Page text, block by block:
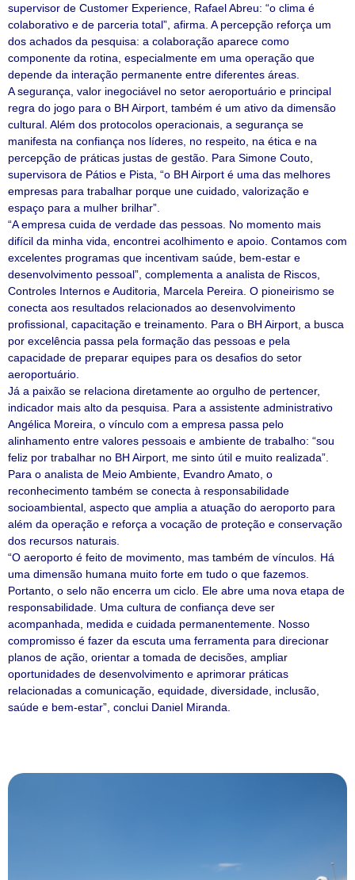
supervisor de Customer Experience, Rafael Abreu: “o clima é
colaborativo e de parceria total”, afirma. A percepção reforça um
dos achados da pesquisa: a colaboração aparece como
componente da rotina, especialmente em uma operação que
depende da interação permanente entre diferentes áreas.
A segurança, valor inegociável no setor aeroportuário e principal
regra do jogo para o BH Airport, também é um ativo da dimensão
cultural. Além dos protocolos operacionais, a segurança se
manifesta na confiança nos líderes, no respeito, na ética e na
percepção de práticas justas de gestão. Para Simone Couto,
supervisora de Pátios e Pista, “o BH Airport é uma das melhores
empresas para trabalhar porque une cuidado, valorização e
espaço para a mulher brilhar”.
“A empresa cuida de verdade das pessoas. No momento mais
difícil da minha vida, encontrei acolhimento e apoio. Contamos com
excelentes programas que incentivam saúde, bem-estar e
desenvolvimento pessoal”, complementa a analista de Riscos,
Controles Internos e Auditoria, Marcela Pereira. O pioneirismo se
conecta aos resultados relacionados ao desenvolvimento
profissional, capacitação e treinamento. Para o BH Airport, a busca
por excelência passa pela formação das pessoas e pela
capacidade de preparar equipes para os desafios do setor
aeroportuário.
Já a paixão se relaciona diretamente ao orgulho de pertencer,
indicador mais alto da pesquisa. Para a assistente administrativo
Angélica Moreira, o vínculo com a empresa passa pelo
alinhamento entre valores pessoais e ambiente de trabalho: “sou
feliz por trabalhar no BH Airport, me sinto útil e muito realizada”.
Para o analista de Meio Ambiente, Evandro Amato, o
reconhecimento também se conecta à responsabilidade
socioambiental, aspecto que amplia a atuação do aeroporto para
além da operação e reforça a vocação de proteção e conservação
dos recursos naturais.
“O aeroporto é feito de movimento, mas também de vínculos. Há
uma dimensão humana muito forte em tudo o que fazemos.
Portanto, o selo não encerra um ciclo. Ele abre uma nova etapa de
responsabilidade. Uma cultura de confiança deve ser
acompanhada, medida e cuidada permanentemente. Nosso
compromisso é fazer da escuta uma ferramenta para direcionar
planos de ação, orientar a tomada de decisões, ampliar
oportunidades de desenvolvimento e aprimorar práticas
relacionadas a comunicação, equidade, diversidade, inclusão,
saúde e bem-estar”, conclui Daniel Miranda.